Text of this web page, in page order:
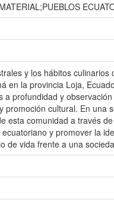
y los hábitos
en la provincia Loja,
profundidad y
cultural. En una
esta comunidad a través
y promover la
de vida frente a una